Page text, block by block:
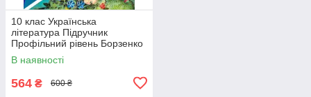
10 клас Українська
література Підручник
Профільний рівень Борзенко
О.І., Лобусова О.В. Ранок
В наявності
564 ₴ 600 ₴